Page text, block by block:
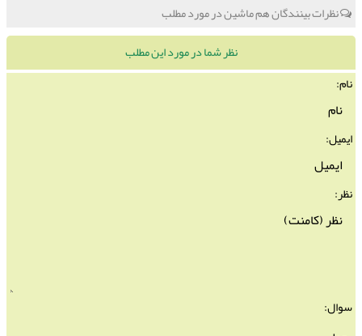
نظرات بینندگان هم ماشین در مورد مطلب
نظر شما در مورد این مطلب
نام:
ایمیل:
نظر:
سوال: